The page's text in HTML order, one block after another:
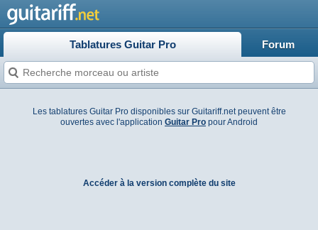
Tablatures Guitar Pro Forum
Les tablatures Guitar Pro disponibles sur Guitariff.net peuvent être
ouvertes avec l'application Guitar Pro pour Android
Accéder à la version complète du site